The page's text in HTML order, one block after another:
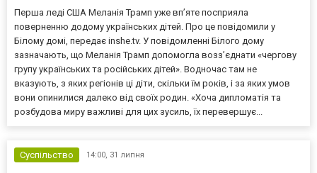
Перша леді США Меланія Трамп уже впʼяте посприяла
поверненню додому українських дітей. Про це повідомили у
Білому домі, передає inshe.tv. У повідомленні Білого дому
зазначають, що Меланія Трамп допомогла возз’єднати «чергову
групу українських та російських дітей». Водночас там не
вказують, з яких регіонів ці діти, скільки їм років, і за яких умов
вони опинилися далеко від своїх родин. «Хоча дипломатія та
розбудова миру важливі для цих зусиль, їх перевершує...
Суспільство 14:00, 31 липня